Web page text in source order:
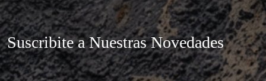
Suscribite a Nuestras Novedades